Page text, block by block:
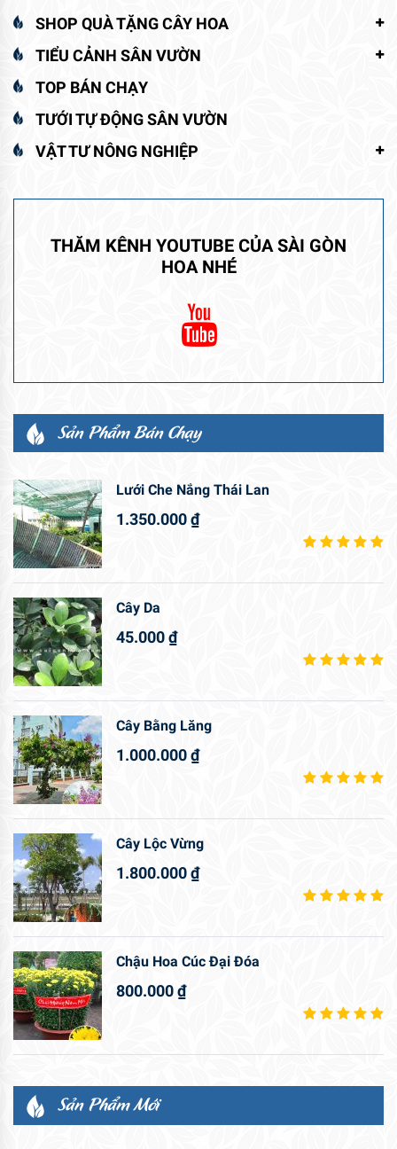
SHOP QUÀ TẶNG CÂY HOA
TIỂU CẢNH SÂN VƯỜN
TOP BÁN CHẠY
TƯỚI TỰ ĐỘNG SÂN VƯỜN
VẬT TƯ NÔNG NGHIỆP
THĂM KÊNH YOUTUBE CỦA SÀI GÒN
HOA NHÉ
Sản Phẩm Bán Chạy
Lưới Che Nắng Thái Lan
1.350.000₫
Cây Da
45.000₫
Cây Bằng Lăng
1.000.000₫
Cây Lộc Vừng
1.800.000₫
Chậu Hoa Cúc Đại Đóa
800.000₫
Sản Phẩm Mới